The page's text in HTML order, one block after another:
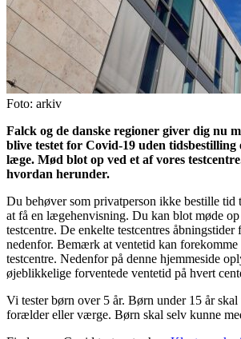
Foto: arkiv
Falck og de danske regioner giver dig nu
blive testet for Covid-19 uden tidsbestilling
læge. Mød blot op ved et af vores
hvordan herunder.
Du behøver som privatperson ikke bestille tid
at få en lægehenvisning. Du kan blot møde op
testcentre. De enkelte testcentres åbningstider
nedenfor. Bemærk at ventetid kan forekomme
testcentre. Nedenfor på denne hjemmeside
øjeblikkelige forventede ventetid på hvert
Vi tester børn over 5 år. Børn under 15 år
forælder eller værge. Børn skal selv kunne